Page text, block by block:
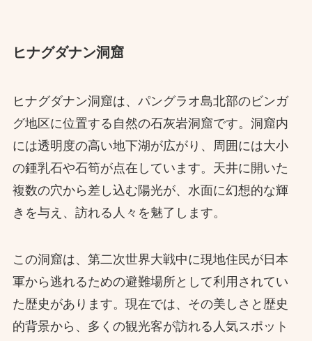
ヒナグダナン洞窟
ヒナグダナン洞窟は、パングラオ島北部のビンガ
グ地区に位置する自然の石灰岩洞窟です。洞窟内
には透明度の高い地下湖が広がり、周囲には大小
の鍾乳石や石筍が点在しています。天井に開いた
複数の穴から差し込む陽光が、水面に幻想的な輝
きを与え、訪れる人々を魅了します。​
この洞窟は、第二次世界大戦中に現地住民が日本
軍から逃れるための避難場所として利用されてい
た歴史があります。現在では、その美しさと歴史
的背景から、多くの観光客が訪れる人気スポット